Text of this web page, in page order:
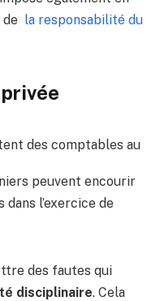
la responsabilité du
des comptables au
peuvent encourir
l’exercice de
des fautes qui
disciplinaire. Cela